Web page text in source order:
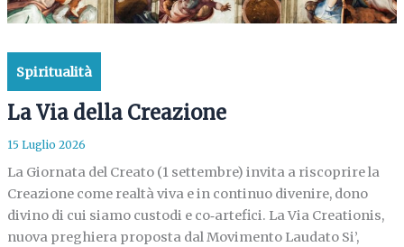
Spiritualità
La Via della Creazione
15 Luglio 2026
La Giornata del Creato (1 settembre) invita a riscoprire la
Creazione come realtà viva e in continuo divenire, dono
divino di cui siamo custodi e co‑artefici. La Via Creationis,
nuova preghiera proposta dal Movimento Laudato Si’,